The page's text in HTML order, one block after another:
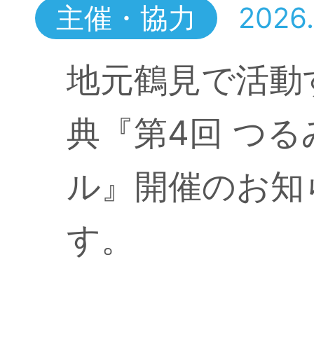
主催・協力
地元鶴見で活
典『第4回 つ
ル』開催のお
す。